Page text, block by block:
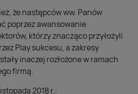
że następców ww. Panów
poprzez awansowanie
którzy znacząco przyłożyli
Play sukcesu, a zakresy
inaczej rozłożone w ramach
firmą.
2018 r.: